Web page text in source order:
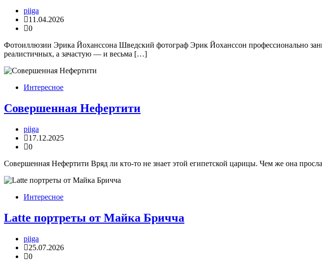
piiga
11.04.2026
0
Фотоиллюзии Эрика Йоханссона Шведский фотограф Эрик Йоханссон профессионально
реалистичных, а зачастую — и весьма […]
Интересное
Совершенная Нефертити
piiga
17.12.2025
0
Совершенная Нефертити Вряд ли кто-то не знает этой египетской царицы. Чем же она
Интересное
Latte портреты от Майка Бричча
piiga
25.07.2026
0